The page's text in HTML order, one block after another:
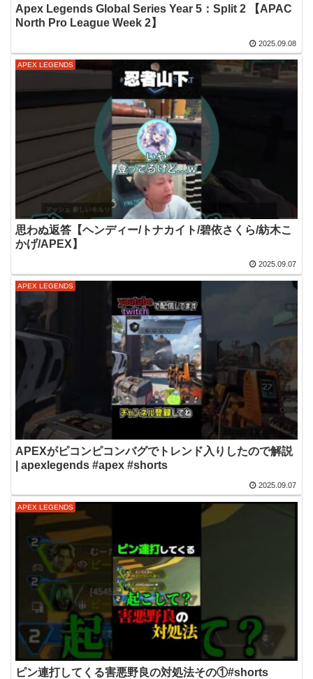
Apex Legends Global Series Year 5：Split 2 【APAC
North Pro League Week 2】
2025.09.08
APEX LEGENDS
思わぬ返答【ヘンディー/トナカイト/碧依さくら/紡木こ
かげ/APEX】
2025.09.07
APEX LEGENDS
APEXがピコンピコンバグでトレンド入りしたので解説
| apexlegends #apex #shorts
2025.09.07
APEX LEGENDS
ピン連打してくる害悪野良の対処法その①#shorts